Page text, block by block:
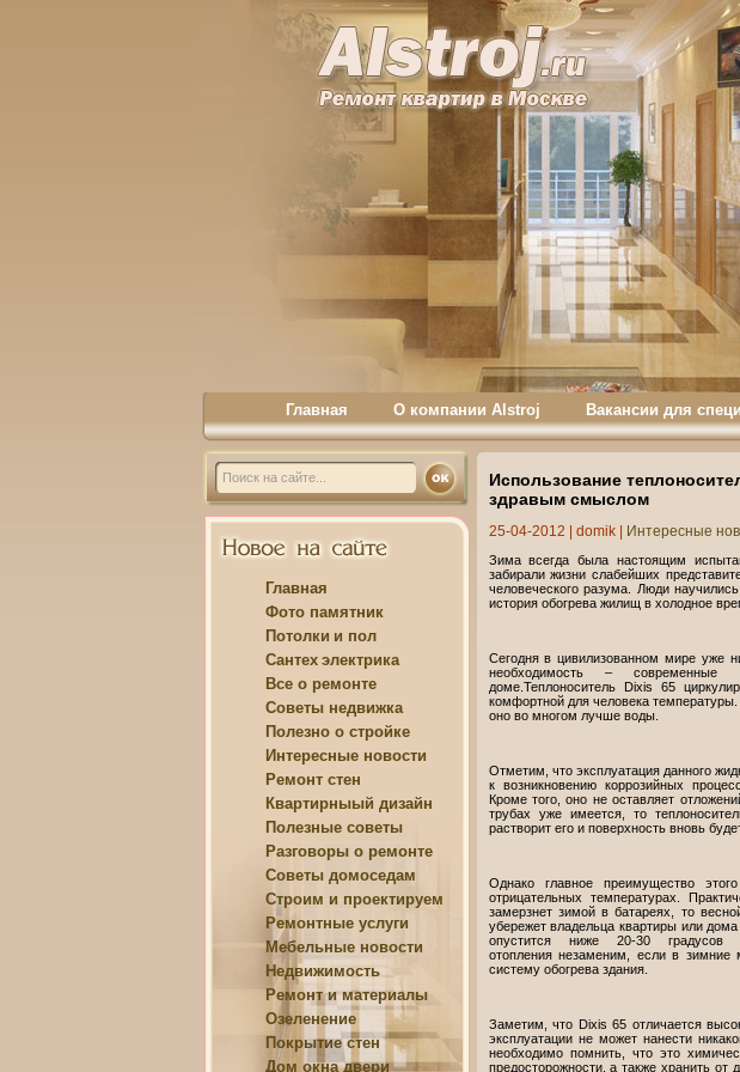
Вакансии для
О компании Alstroj
Главная
Главная
Фото памятник
Потолки и пол
Сантех электрика
Все о ремонте
Советы недвижка
Полезно о стройке
Интересные новости
Ремонт стен
Квартирныый дизайн
Полезные советы
Разговоры о ремонте
Советы домоседам
Строим и проектируем
Ремонтные услуги
Мебельные новости
Недвижимость
Ремонт иматериалы
Озеленение
Покрытиестен
Дом окна двери
Использование
здравым смыслом
25-04-2012 | domik| Интересные
Зима всегда была настоящим
забирали жизни слабейших
человеческого разума. Люди
история обогрева жилищ в холодное
Сегодня в цивилизованном мире уже
необходимость – современные
доме.Теплоноситель Dixis 65
комфортной для человека
оно во многом лучше воды.
Отметим, что эксплуатация данного
к возникновению коррозийных
Кроме того, оно не оставляет
трубах уже имеется, то
растворит его и поверхность вновь
Однако главное преимущество
отрицательных температурах.
замерзнет зимой в батареях, то
убережет владельца квартиры или
опустится ниже 20-30
отопления незаменим, если в зимние
систему обогрева здания.
Заметим, что Dixis 65 отличается
эксплуатации не может нанести
необходимо помнить, что это
предосторожности, а также хранить от